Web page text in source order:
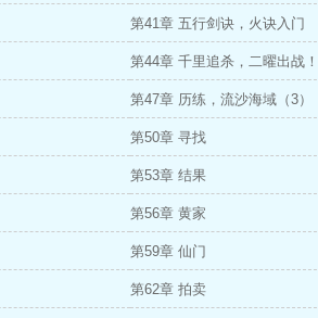
第41章 五行剑诀，火诀入门
第44章 千里追杀，二曜出战！
第47章 历练，流沙海域（3）
第50章 寻找
第53章 结果
第56章 黄家
第59章 仙门
第62章 拍卖